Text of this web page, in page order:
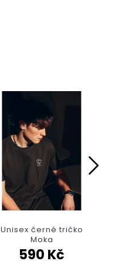
Unisex černé tričko
Moka
590 Kč